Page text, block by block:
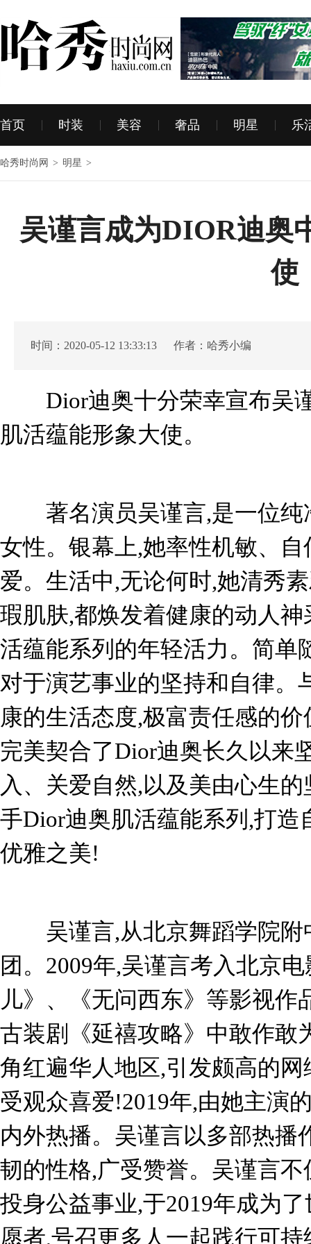
首页 时装 美容 奢品 明星 乐
哈秀时尚网 > 明星 >
吴谨言成为DIOR迪奥
使
时间：2020-05-12 13:33:13 作者：哈秀小编
Dior迪奥十分荣幸宣布吴
肌活蕴能形象大使。
著名演员吴谨言,是一位纯
女性。银幕上,她率性机敏、
爱。生活中,无论何时,她清秀
瑕肌肤,都焕发着健康的动人
活蕴能系列的年轻活力。简单
对于演艺事业的坚持和自律。
康的生活态度,极富责任感的
完美契合了Dior迪奥长久以来
入、关爱自然,以及美由心生
手Dior迪奥肌活蕴能系列,打造
优雅之美!
吴谨言,从北京舞蹈学院附
团。2009年,吴谨言考入北京
儿》、《无问西东》等影视作
古装剧《延禧攻略》中敢作敢
角红遍华人地区,引发颇高的
受观众喜爱!2019年,由她主演
内外热播。吴谨言以多部热播
韧的性格,广受赞誉。吴谨言
投身公益事业,于2019年成为
愿者,号召更多人一起践行可